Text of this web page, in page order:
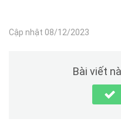
Cập nhật 08/12/2023
Bài viết